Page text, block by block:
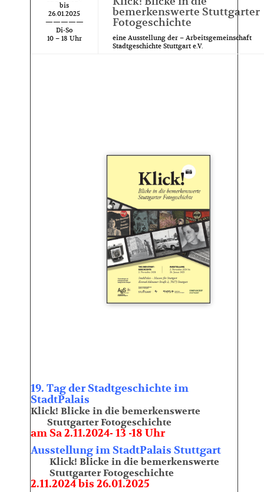
bis
26.01.2025
—————
Di-So
10 – 18 Uhr
bemerkenswerte Stuttgarter
Fotogeschichte
eine Ausstellung der – Arbeitsgemeinschaft
Stadtgeschichte Stuttgart e.V.
19. Tag der Stadtgeschichteim
StadtPalais
Klick! Blicke in die bemerkenswerte
Stuttgarter Fotogeschichte
amSa 2.11.2024- 13 -18 Uhr
Ausstellung im StadtPalais Stuttgart
Klick! Blicke in die bemerkenswerte
Stuttgarter Fotogeschichte
2.11.2024 bis 26.01.2025